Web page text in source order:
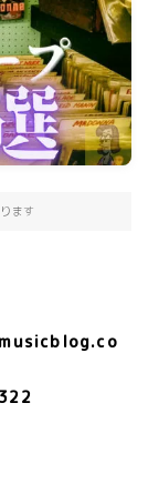
ます